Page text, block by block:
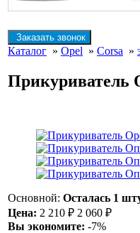
Заказать звонок
Каталог » Opel » Corsa »
Прикуриватель
Основной: Осталась 1
Цена: 2 210 ₽ 2 060 ₽
Вы экономите: -7%